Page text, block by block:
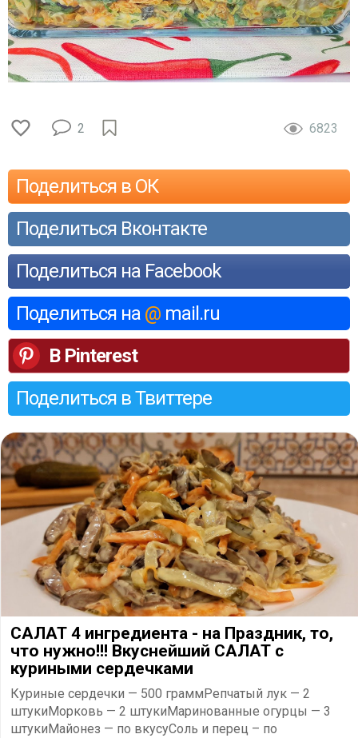
2 6823
Поделиться в ОК
Поделиться Вконтакте
Поделиться на Facebook
Поделиться на @ mail.ru
В Pinterest
Поделиться в Твиттере
САЛАТ 4 ингредиента - на Праздник, то,
что нужно!!! Вкуснейший САЛАТ с
куриными сердечками
Куриные сердечки — 500 граммРепчатый лук — 2
штукиМорковь — 2 штукиМаринованные огурцы — 3
штукиМайонез — по вкусуСоль и перец – по